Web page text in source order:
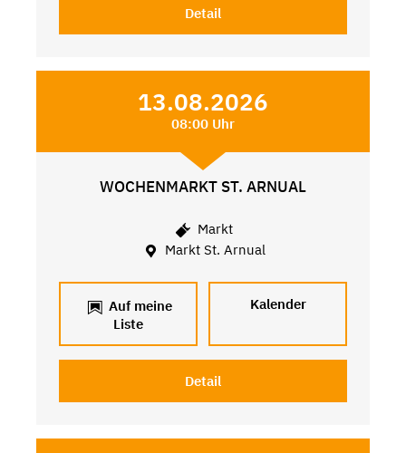
Detail
13.08.2026
08:00 Uhr
WOCHENMARKT ST. ARNUAL
Markt
Markt St. Arnual
Auf meine
Liste
Kalender
Detail